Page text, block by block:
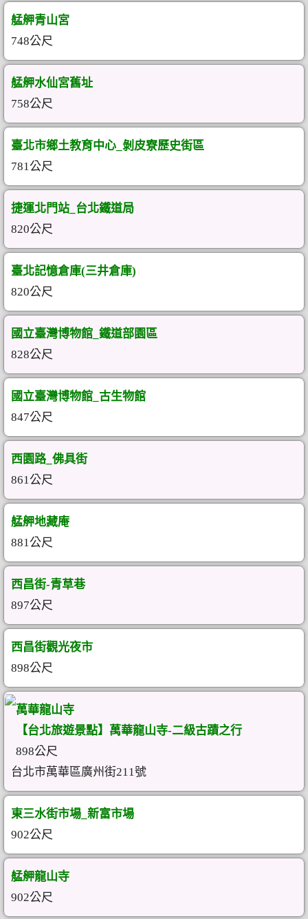
艋舺青山宮
748公尺
艋舺水仙宮舊址
758公尺
臺北市鄉土教育中心_剝皮寮歷史街區
781公尺
捷運北門站_台北鐵道局
820公尺
臺北記憶倉庫(三井倉庫)
820公尺
國立臺灣博物館_鐵道部園區
828公尺
國立臺灣博物館_古生物館
847公尺
西園路_佛具街
861公尺
艋舺地藏庵
881公尺
西昌街-青草巷
897公尺
西昌街觀光夜市
898公尺
萬華龍山寺
【台北旅遊景點】萬華龍山寺-二級古蹟之行
898公尺
台北市萬華區廣州街211號
東三水街市場_新富市場
902公尺
艋舺龍山寺
902公尺